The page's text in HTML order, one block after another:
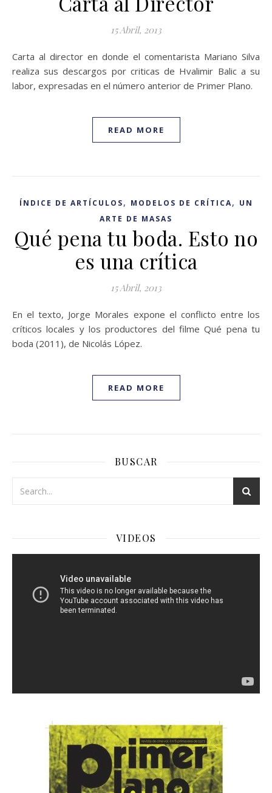
15 Abril, 2013
Carta al director en donde el comentarista Mariano Silva
realiza sus descargos por criticas de Hvalimir Balic a su
labor, expresadas en el número anterior de Primer Plano.
READ MORE
ÍNDICE DE ARTÍCULOS, MODELOS DE CRÍTICA, UN
ARTE DE MASAS
Qué pena tu boda. Esto no
es una crítica
15 Abril, 2013
En el texto, Jorge Morales expone el conflicto entre los
críticos locales y los productores del filme Qué pena tu
boda (2011), de Nicolás López.
READ MORE
BUSCAR
VIDEOS
Video